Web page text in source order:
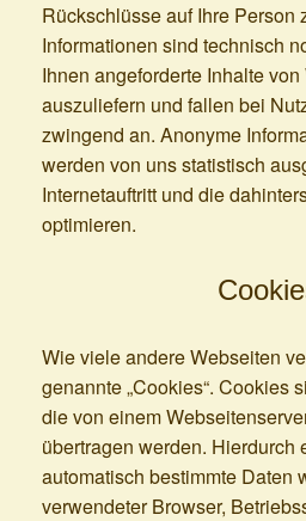
Rückschlüsse auf Ihre Person
Informationen sind technisch
Ihnen angeforderte Inhalte
auszuliefern und fallen bei
zwingend an. Anonyme
werden von uns statistisch
Internetauftritt und die
optimieren.
Wie viele andere Webseiten
genannte „Cookies“. Cookies
die von einem
übertragen werden. Hierdurch
automatisch bestimmte Daten
verwendeter Browser,